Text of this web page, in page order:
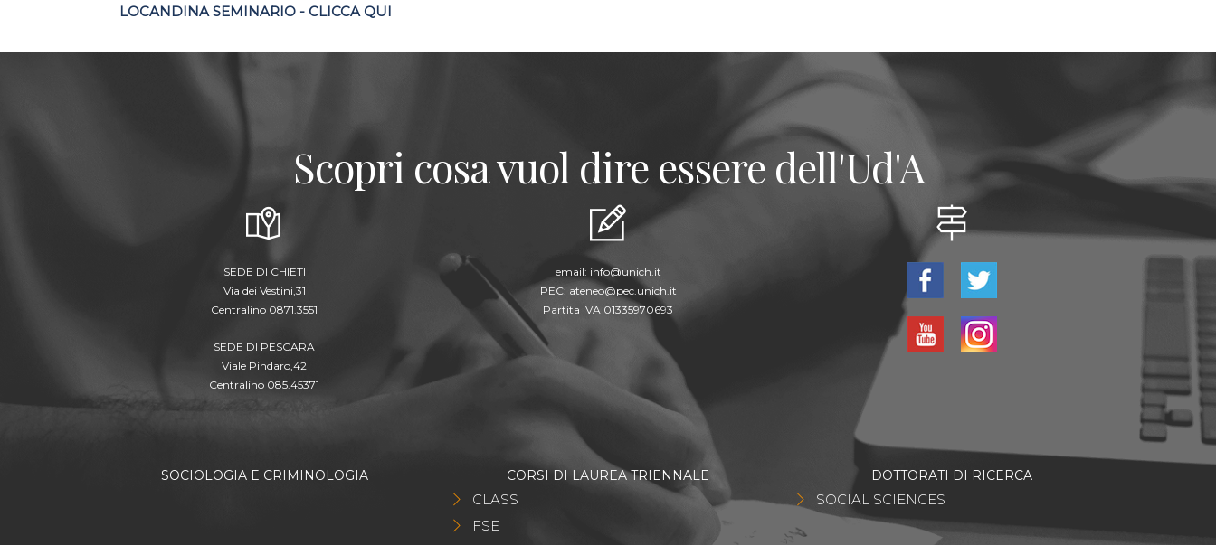
LOCANDINA SEMINARIO - CLICCA QUI
Scopri cosa vuol dire essere dell'Ud'A
SEDE DI CHIETI
Via dei Vestini,31
Centralino 0871.3551
SEDE DI PESCARA
Viale Pindaro,42
Centralino 085.45371
email: info@unich.it
PEC: ateneo@pec.unich.it
Partita IVA 01335970693
SOCIOLOGIA E CRIMINOLOGIA CORSI DI LAUREA TRIENNALE
CLASS
FSE
DOTTORATI DI RICERCA
SOCIAL SCIENCES